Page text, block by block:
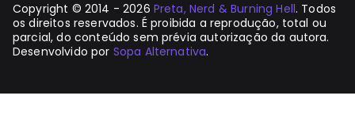
Copyright © 2014 - 2026 Preta, Nerd & Burning Hell. Todos
os direitos reservados. É proibida a reprodução, total ou
parcial, do conteúdo sem prévia autorização da autora.
Desenvolvido por Sopa Alternativa.